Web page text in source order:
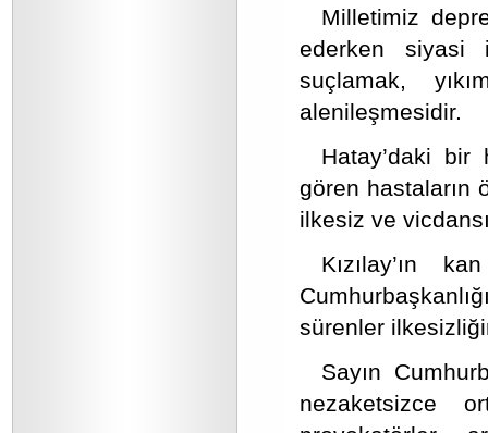
Milletimiz
ederken siyasi
suçlamak,
alenileşmesidir.
Hatay’daki
gören hastaların
ilkesiz ve
Kızılay’ın
sürenler
Sayın
nezaketsizce